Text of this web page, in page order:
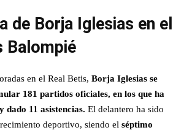
de Borja Iglesias en el
Balompié
en el Real Betis, Borja Iglesias se
181 partidos oficiales, en los que ha
dado 11 asistencias. El delantero ha sido
deportivo, siendo el séptimo